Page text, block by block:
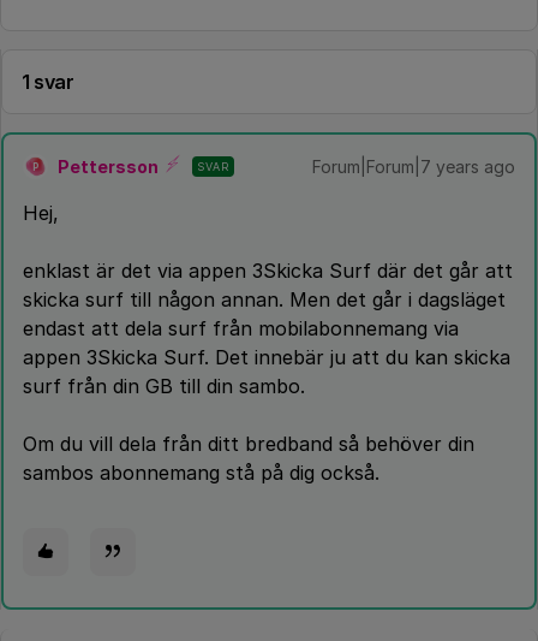
1 svar
P Pettersson SVAR Forum|Forum|7 years ago
Hej,
enklast är det via appen 3Skicka Surf där det går att
skicka surf till någon annan. Men det går i dagsläget
endast att dela surf från mobilabonnemang via
appen 3Skicka Surf. Det innebär ju att du kan skicka
surf från din GB till din sambo.
Om du vill dela från ditt bredband så behöver din
sambos abonnemang stå på dig också.